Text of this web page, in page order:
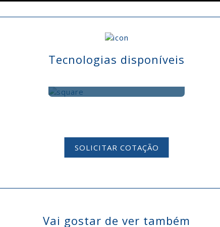
Tecnologias disponíveis
SOLICITAR COTAÇÃO
Vai gostar de ver também